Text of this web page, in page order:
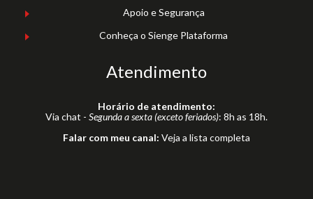
Apoio e Segurança
Conheça o Sienge Plataforma
Atendimento
Horário de atendimento:
Via chat - Segunda a sexta (exceto feriados): 8h as 18h.
Falar com meu canal: Veja a lista completa